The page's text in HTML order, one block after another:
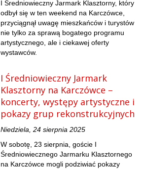
I Średniowieczny Jarmark Klasztorny, który
odbył się w ten weekend na Karczówce,
przyciągnął uwagę mieszkańców i turystów
nie tylko za sprawą bogatego programu
artystycznego, ale i ciekawej oferty
wystawców.
I Średniowieczny Jarmark
Klasztorny na Karczówce –
koncerty, występy artystyczne i
pokazy grup rekonstrukcyjnych
Niedziela, 24 sierpnia 2025
W sobotę, 23 sierpnia, goście I
Średniowiecznego Jarmarku Klasztornego
na Karczówce mogli podziwiać pokazy